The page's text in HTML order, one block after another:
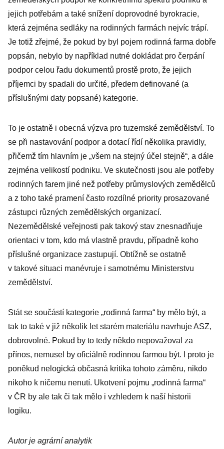
jejich potřebám a také snížení doprovodné byrokracie,
která zejména sedláky na rodinných farmách nejvíc trápí.
Je totiž zřejmé, že pokud by byl pojem rodinná farma dobře
popsán, nebylo by například nutné dokládat pro čerpání
podpor celou řadu dokumentů prostě proto, že jejich
příjemci by spadali do určité, předem definované (a
příslušnými daty popsané) kategorie.
To je ostatně i obecná výzva pro tuzemské zemědělství. To
se při nastavování podpor a dotací řídí několika pravidly,
přičemž tím hlavním je „všem na stejný účel stejně“, a dále
zejména velikostí podniku. Ve skutečnosti jsou ale potřeby
rodinných farem jiné než potřeby průmyslových zemědělců
a z toho také pramení často rozdílné priority prosazované
zástupci různých zemědělských organizací.
Nezemědělské veřejnosti pak takový stav znesnadňuje
orientaci v tom, kdo má vlastně pravdu, případně koho
příslušné organizace zastupují. Obtížně se ostatně
v takové situaci manévruje i samotnému Ministerstvu
zemědělství.
Stát se součástí kategorie „rodinná farma“ by mělo být, a
tak to také v již několik let starém materiálu navrhuje ASZ,
dobrovolné. Pokud by to tedy někdo nepovažoval za
přínos, nemusel by oficiálně rodinnou farmou být. I proto je
poněkud nelogická občasná kritika tohoto záměru, nikdo
nikoho k ničemu nenutí. Ukotvení pojmu „rodinná farma“
v ČR by ale tak či tak mělo i vzhledem k naší historii
logiku.
Autor je agrární analytik